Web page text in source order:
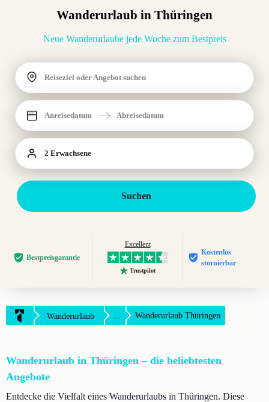
Wanderurlaub in Thüringen
Neue Wanderurlaube jede Woche zum Bestpreis
Reiseziel oder Angebot suchen
Anreisedatum Abreisedatum
2 Erwachsene
Suchen
Bestpreis­garantie
Excellent
Trustpilot
Kostenlos
stornierbar
Wanderurlaub ... Wanderurlaub Thüringen
Wanderurlaub in Thüringen – die beliebtesten
Angebote
Entdecke die Vielfalt eines Wanderurlaubs in Thüringen. Diese